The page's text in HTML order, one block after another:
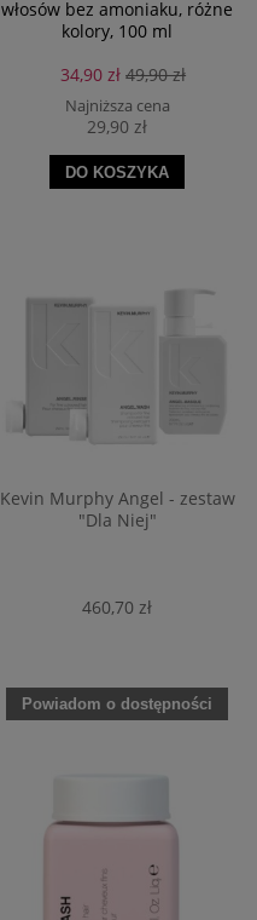
włosów bez amoniaku, różne
kolory, 100 ml
34,90 zł 49,90 zł
Najniższa cena
29,90 zł
DO KOSZYKA
Kevin Murphy Angel - zestaw
"Dla Niej"
460,70 zł
Powiadom o dostępności